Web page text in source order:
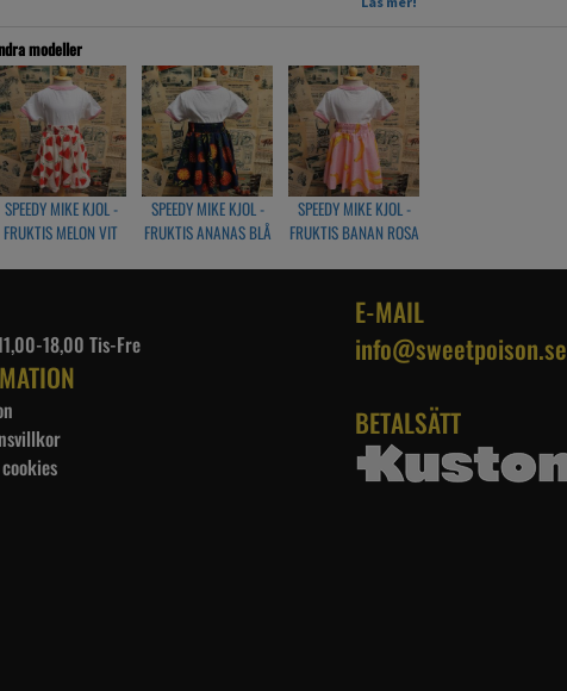
modeller
SPEEDY MIKE KJOL -
FRUKTIS MELON VIT
SPEEDY MIKE KJOL -
FRUKTIS ANANAS BLÅ
SPEEDY MIKE KJOL -
FRUKTIS BANAN ROSA
18,00 Tis-Fre
E-MAIL
info@sweetpoison.se
BETALSÄTT